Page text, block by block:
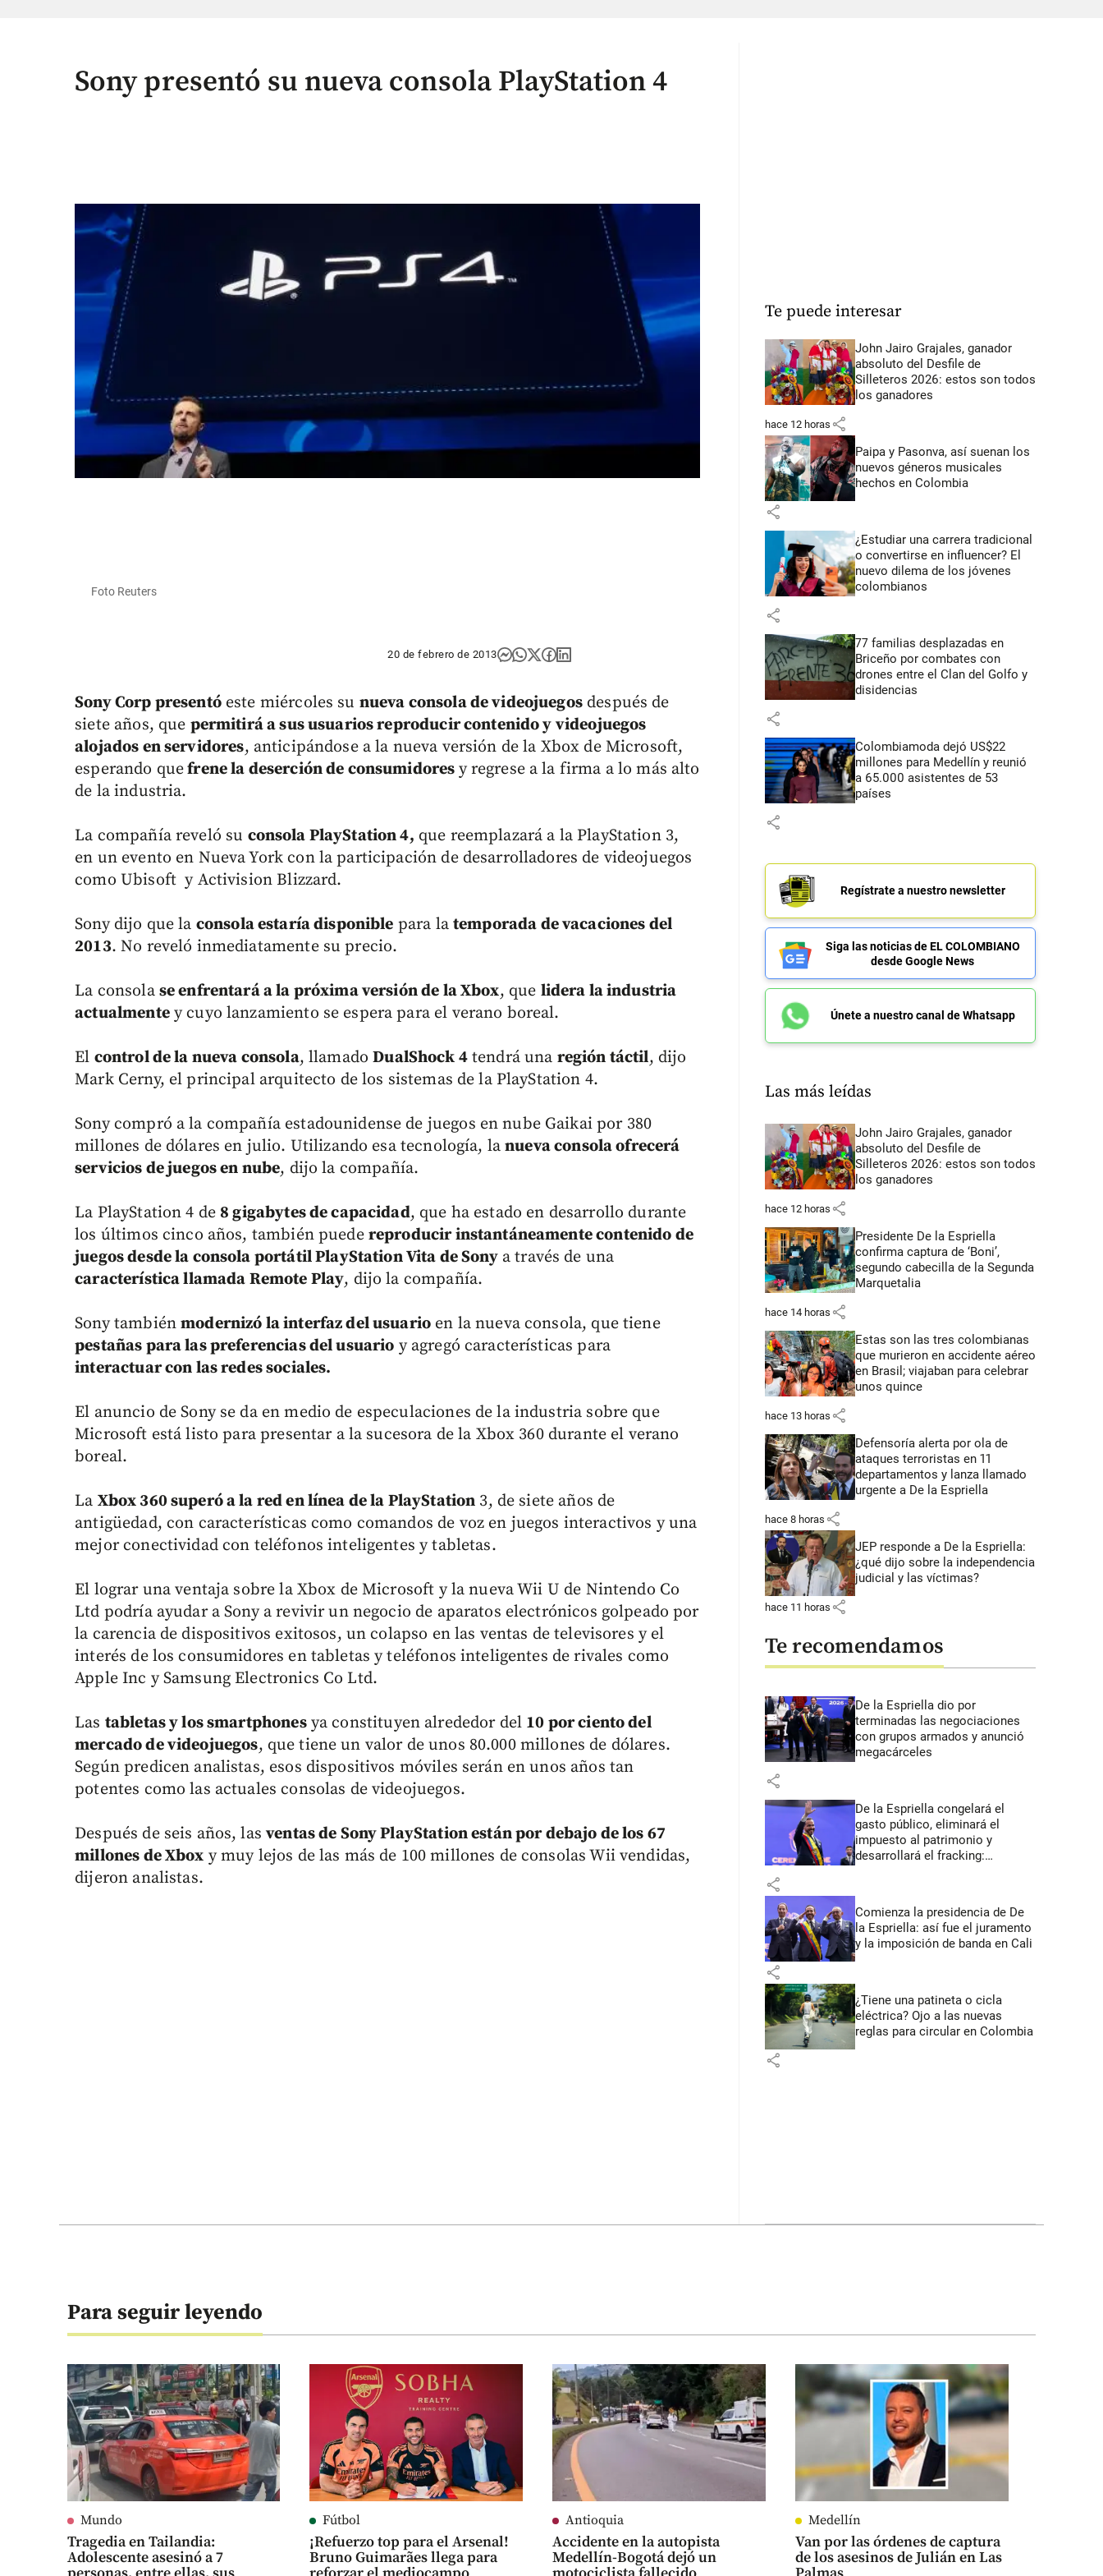
Sony presentó su nueva consola PlayStation 4
Foto Reuters
20 de febrero de 2013
Sony Corp presentóeste miércoles su nueva consola de videojuegosdespués de
siete años, que permitirá a sus usuarios reproducir contenido y videojuegos
alojados en servidores, anticipándose a la nueva versión de la Xbox de Microsoft,
esperando quefrene la deserción de consumidores y regrese a la firma a lo más alto
de la industria.
La compañía reveló su consola PlayStation 4, que reemplazará a la PlayStation 3,
en un evento en Nueva York con la participación de desarrolladores de videojuegos
como Ubisoft y Activision Blizzard.
Sony dijo que la consola estaría disponible para latemporada de vacaciones del
2013. No reveló inmediatamente su precio.
La consola se enfrentará a la próxima versión de la Xbox, que lidera la industria
actualmentey cuyo lanzamiento se espera para el verano boreal.
El control de la nueva consola, llamadoDualShock 4tendrá una región táctil, dijo
Mark Cerny, el principal arquitecto de los sistemas de la PlayStation 4.
Sony compró a la compañía estadounidense de juegos en nube Gaikai por 380
millones de dólares en julio. Utilizando esa tecnología, lanueva consola ofrecerá
servicios de juegos en nube, dijo la compañía.
La PlayStation 4 de 8 gigabytes de capacidad, que ha estado en desarrollo durante
los últimos cinco años, también puede reproducir instantáneamente contenido de
juegos desde la consola portátil PlayStation Vita de Sonya través de una
característica llamada Remote Play, dijo la compañía.
Sony tambiénmodernizó la interfaz del usuario en la nueva consola, que tiene
pestañas para las preferencias del usuario y agregó características para
interactuar con las redes sociales.
El anuncio de Sony se da en medio de especulaciones de la industria sobre que
Microsoft está listo para presentar a la sucesora de la Xbox 360 durante el verano
boreal.
La Xbox 360 superó a la red en línea de la PlayStation 3, de siete años de
antigüedad, con características como comandos de voz en juegos interactivos y una
mejor conectividad con teléfonos inteligentes y tabletas.
El lograr una ventaja sobre la Xbox de Microsoft y la nueva Wii U de Nintendo Co
Ltd podría ayudar a Sony a revivir un negocio de aparatos electrónicos golpeado por
la carencia de dispositivos exitosos, un colapso en las ventas de televisores y el
interés de los consumidores en tabletas y teléfonos inteligentes de rivales como
Apple Inc y Samsung Electronics Co Ltd.
Las tabletas y los smartphonesya constituyen alrededor del 10 por ciento del
mercado de videojuegos, que tiene un valor de unos 80.000 millones de dólares.
Según predicen analistas, esos dispositivos móviles serán en unos años tan
potentes como las actuales consolas de videojuegos.
Después de seis años, lasventas de Sony PlayStation están por debajo de los 67
millones de Xbox y muy lejos de las más de 100 millones de consolas Wii vendidas,
dijeron analistas.
Te puede interesar
John Jairo Grajales, ganador
absoluto del Desfile de
Silleteros 2026: estos son todos
los ganadores
hace 12 horas share
Paipa y Pasonva, así suenan los
nuevos géneros musicales
hechos en Colombia
share
¿Estudiar una carrera tradicional
o convertirse en influencer? El
nuevo dilema de los jóvenes
colombianos
share
77 familias desplazadas en
Briceño por combates con
drones entre el Clan del Golfo y
disidencias
share
Colombiamoda dejó US$22
millones para Medellín y reunió
a 65.000 asistentes de 53
países
share
Regístrate a nuestro newsletter
Siga las noticias de EL COLOMBIANO
desde Google News
Únete a nuestro canal de Whatsapp
Las más leídas
John Jairo Grajales, ganador
absoluto del Desfile de
Silleteros 2026: estos son todos
los ganadores
hace 12 horas share
Presidente De la Espriella
confirma captura de ‘Boni’,
segundo cabecilla de la Segunda
Marquetalia
hace 14 horas share
Estas son las tres colombianas
que murieron en accidente aéreo
en Brasil; viajaban para celebrar
unos quince
hace 13 horas share
Defensoría alerta por ola de
ataques terroristas en 11
departamentos y lanza llamado
urgente a De la Espriella
hace 8 horas share
JEP responde a De la Espriella:
¿qué dijo sobre la independencia
judicial y las víctimas?
hace 11 horas share
Te recomendamos
De la Espriella dio por
terminadas las negociaciones
con grupos armados y anunció
megacárceles
share
De la Espriella congelará el
gasto público, eliminará el
impuesto al patrimonio y
desarrollará el fracking:
share
Comienza la presidencia de De
la Espriella: así fue el juramento
y la imposición de banda en Cali
share
¿Tiene una patineta o cicla
eléctrica? Ojo a las nuevas
reglas para circular en Colombia
share
Para seguir leyendo
Mundo
Tragedia en Tailandia:
Adolescente asesinó a 7
Fútbol
¡Refuerzo top para el Arsenal!
Bruno Guimarães llega para
Antioquia
Accidente en la autopista
Medellín-Bogotá dejó un
Medellín
Van por las órdenes de captura
de los asesinos de Julián en Las